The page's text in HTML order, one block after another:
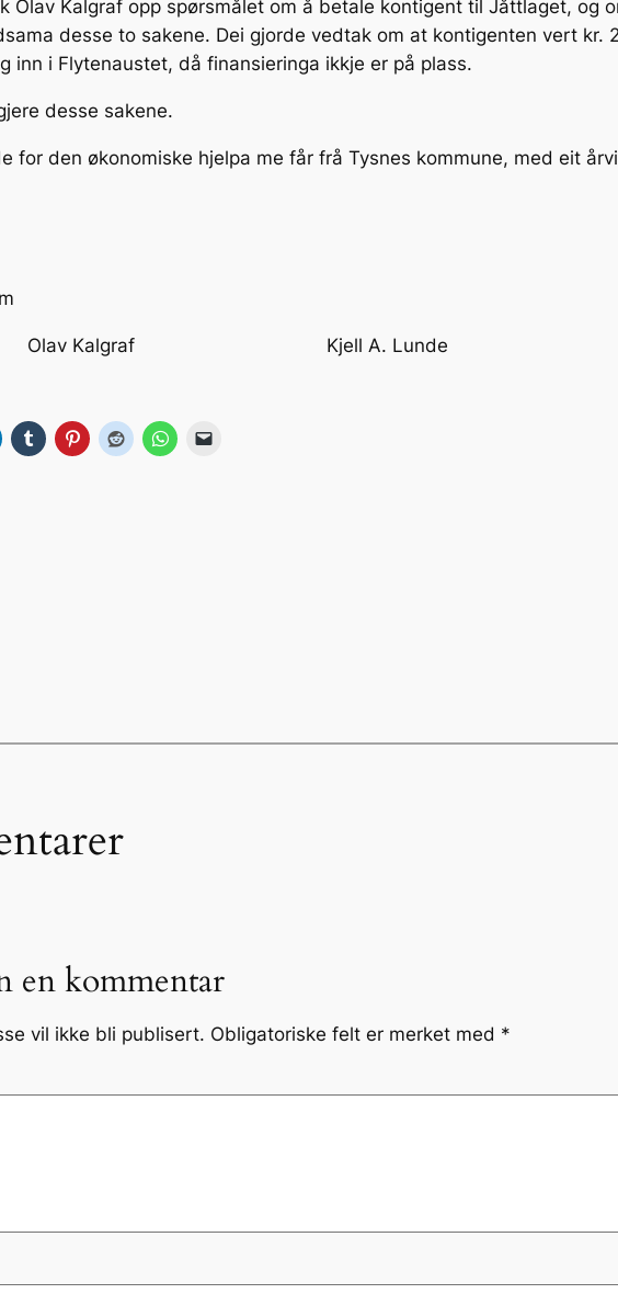
Olav Kalgraf opp spørsmålet om å betale kontigent til Jåttlaget, og
desse to sakene. Dei gjorde vedtak om at kontigenten vert
inn i Flytenaustet, då finansieringa ikkje er på plass.
desse sakene.
for den økonomiske hjelpa me får frå Tysnes kommune, med eit
Olav Kalgraf Kjell A. Lunde
en kommentar
vil ikke bli publisert. Obligatoriske felt er merket med *